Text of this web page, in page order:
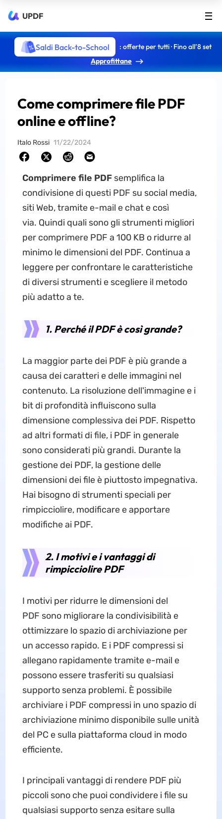
UPDF
Saldi Back-to-School
: offerte per tutti · Fino all’8 set
Approfittane
Come comprimere file PDF
online e offline?
Italo Rossi 11/22/2024
Comprimere file PDFsemplifica la
condivisione di questi PDF su social media,
siti Web, tramite e-mail e chat e così
via. Quindi quali sono gli strumenti migliori
per comprimere PDF a 100 KB o ridurre al
minimo le dimensioni del PDF. Continua a
leggere per confrontare le caratteristiche
di diversi strumenti e scegliere il metodo
più adatto a te.
1. Perché il PDF è così grande?
La maggior parte dei PDF è più grande a
causa dei caratteri e delle immagini nel
contenuto. La risoluzione dell'immagine e i
bit di profondità influiscono sulla
dimensione complessiva dei PDF. Rispetto
ad altri formati di file, i PDF in generale
sono considerati più grandi. Durante la
gestione dei PDF, la gestione delle
dimensioni dei file è piuttosto impegnativa.
Hai bisogno di strumenti speciali per
rimpicciolire, modificare e apportare
modifiche ai PDF.
2. I motivi e i vantaggi di
rimpicciolire PDF
I motivi per ridurre le dimensioni del
PDF sono migliorare la condivisibilità e
ottimizzare lo spazio di archiviazione per
un accesso rapido. E i PDF compressi si
allegano rapidamente tramite e-mail e
possono essere trasferiti su qualsiasi
supporto senza problemi. È possibile
archiviare i PDF compressi in uno spazio di
archiviazione minimo disponibile sulle unità
del PC e sulla piattaforma cloud in modo
efficiente.
I principali vantaggi di rendere PDF più
piccoli sono che puoi condividere i file su
qualsiasi supporto senza esitare sulla